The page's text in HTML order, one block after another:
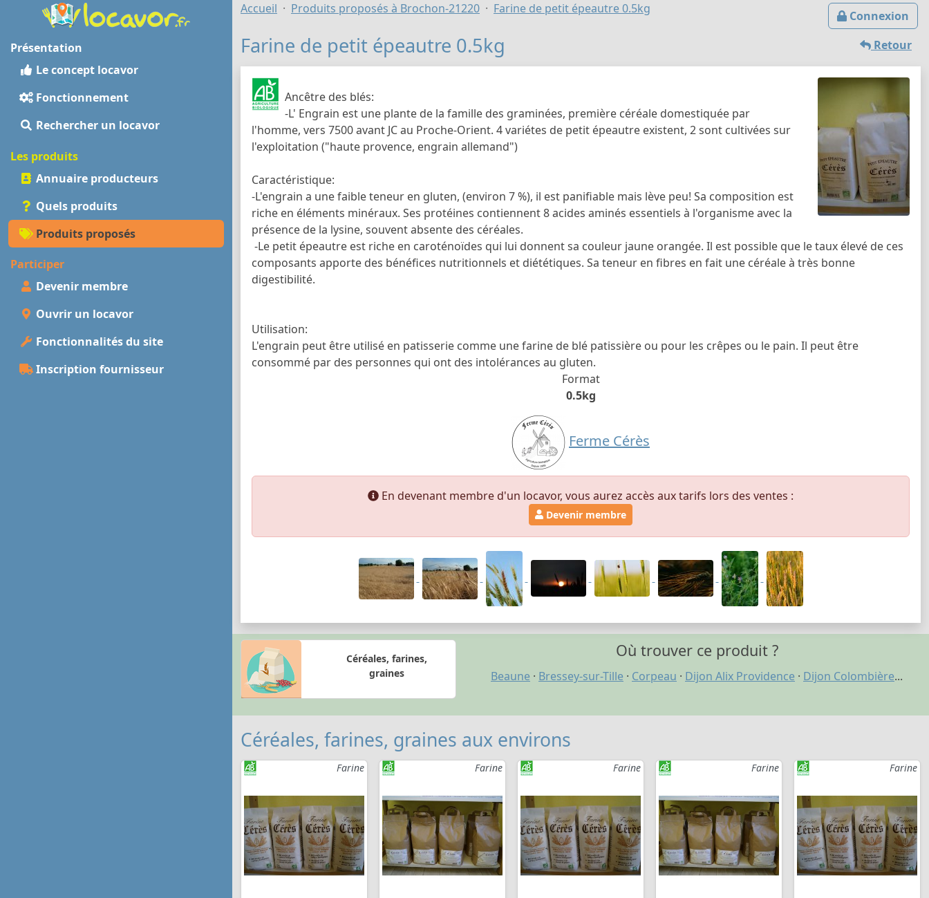
Présentation
Le concept locavor
Fonctionnement
Rechercher un locavor
Les produits
Annuaire producteurs
Quels produits
Produits proposés
Participer
Devenir membre
Ouvrir un locavor
Fonctionnalités du site
Inscription fournisseur
Connexion
Accueil Produits proposés à Brochon-21220 Farine de petit épeautre 0.5kg
Retour
Farine de petit épeautre 0.5kg
Ancêtre des blés:
-L' Engrain est une plante de la famille des graminées, première céréale domestiquée par
l'homme, vers 7500 avant JC au Proche-Orient. 4 variétes de petit épeautre existent, 2 sont cultivées sur
l'exploitation ("haute provence, engrain allemand")
Caractéristique:
-L'engrain a une faible teneur en gluten, (environ 7 %), il est panifiable mais lève peu! Sa composition est
riche en éléments minéraux. Ses protéines contiennent 8 acides aminés essentiels à l'organisme avec la
présence de la lysine, souvent absente des céréales.
-Le petit épeautre est riche en caroténoïdes qui lui donnent sa couleur jaune orangée. Il est possible que le taux élevé de ces
composants apporte des bénéfices nutritionnels et diététiques. Sa teneur en fibres en fait une céréale à très bonne
digestibilité.
Utilisation:
L'engrain peut être utilisé en patisserie comme une farine de blé patissière ou pour les crêpes ou le pain. Il peut être
consommé par des personnes qui ont des intolérances au gluten.
Format
0.5kg
Ferme Cérès
En devenant membre d'un locavor, vous aurez accès aux tarifs lors des ventes :
Devenir membre
Céréales, farines,
graines
Où trouver ce produit ?
Beaune · Bressey-sur-Tille · Corpeau · Dijon Alix Providence · Dijon Colombière...
Céréales, farines, graines aux environs
Farine Farine Farine Farine Farine